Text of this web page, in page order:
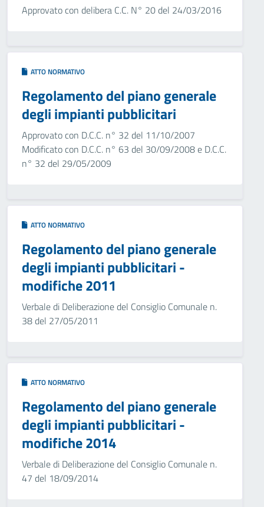
Approvato con delibera C.C. N° 20 del 24/03/2016
ATTO NORMATIVO
Regolamento del piano generale
degli impianti pubblicitari
Approvato con D.C.C. n° 32 del 11/10/2007
Modificato con D.C.C. n° 63 del 30/09/2008 e D.C.C.
n° 32 del 29/05/2009
ATTO NORMATIVO
Regolamento del piano generale
degli impianti pubblicitari -
modifiche 2011
Verbale di Deliberazione del Consiglio Comunale n.
38 del 27/05/2011
ATTO NORMATIVO
Regolamento del piano generale
degli impianti pubblicitari -
modifiche 2014
Verbale di Deliberazione del Consiglio Comunale n.
47 del 18/09/2014